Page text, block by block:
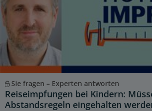
Sie fragen – Experten antworten
Reiseimpfungen bei Kindern:
Abstandsregeln eingehalten